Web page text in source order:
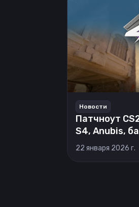
Новости
Патчноут
S4, Anubis,
22 января 2026 г.